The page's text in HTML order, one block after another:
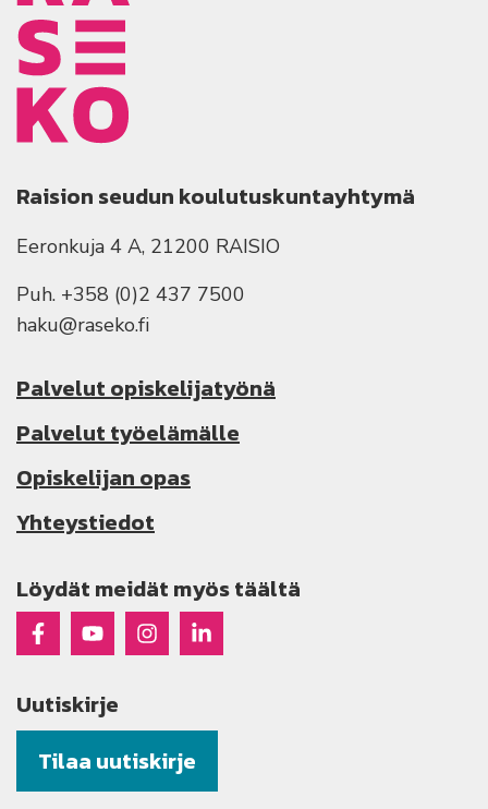
Raision seudun koulutuskuntayhtymä
Eeronkuja 4 A, 21200 RAISIO
Puh. +358 (0)2 437 7500
haku@raseko.fi
Palvelut opiskelijatyönä
Palvelut työelämälle
Opiskelijan opas
Yhteystiedot
Löydät meidät myös täältä
Raseko Facebookissa
Raseko Youtubessa
Raseko Instagramissa
Raseko Linkedinissä
Uutiskirje
Tilaa uutiskirje